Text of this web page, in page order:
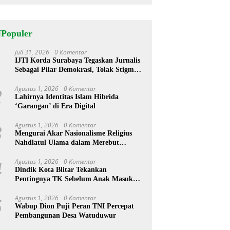
Juli 31, 2026 0 Komentar
IJTI Korda Surabaya Tegaskan Jurnalis
Sebagai Pilar Demokrasi, Tolak Stigma
Agustus 1, 2026 0 Komentar
Lahirnya Identitas Islam Hibrida
‘Garangan’ di Era Digital
Agustus 1, 2026 0 Komentar
Mengurai Akar Nasionalisme Religius
Nahdlatul Ulama dalam Merebut
Agustus 1, 2026 0 Komentar
Dindik Kota Blitar Tekankan
Pentingnya TK Sebelum Anak Masuk
Agustus 1, 2026 0 Komentar
Wabup Dion Puji Peran TNI Percepat
Pembangunan Desa Watuduwur